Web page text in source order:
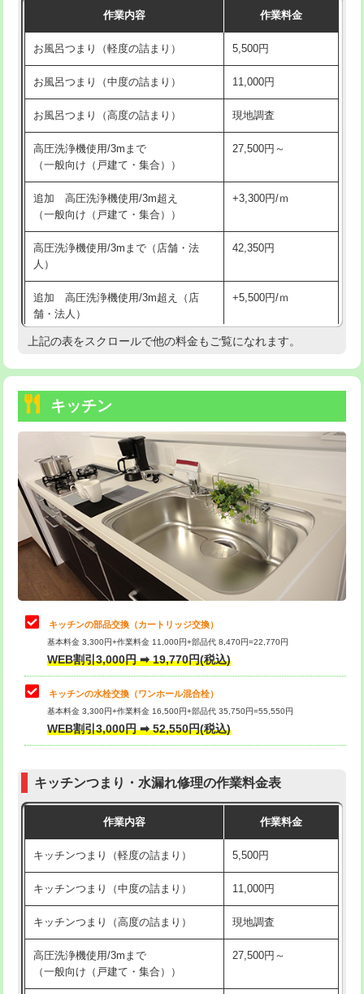
交換・取付（温水洗浄便座） 16,500円+材料費
交換・取付(単水栓（壁付・デッキ
式）)
13,200円+材料費
交換・取付(混合水栓（壁付・デッキ
式・ワンホール）)
16,500円+材料費
交換・取付(排水栓・排水トラップ
（P/S/ポップアップ））
22,000円+材料費
交換・取付（その他部品） 11,000円+材料費
持込商品取付（単水栓） 13,200円
持込商品取付（混合水栓）
持込商品取付（浄水器・分岐水栓） 16,500円
持込商品取付（温水洗浄便座） 22,000円
持込商品取付（普通便座⇔温水洗浄便
22,000円
給水管工事※（ホール加工)
給水管工事※（バンド止め) 3,300円
給水管工事※（支持金具設置) 5,500円
給水管工事※（保温材使用（バンド止
め込み）)
5,500円
給水管工事※（土の掘削・埋め戻し作
11,000円
給水管工事※（塩ビ管（VP・HI）使
用/3ｍまで)
給水管工事※（塩ビ管（VP・HI）使
用（追加）/3ｍ超え)
給水管工事※（ライニング鋼管・銅
管・ポリ管・HT管使用/3ｍまで)
44,000円
管・ポリ管・HT管使用/3ｍ超え)
排水管工事（土の掘削・埋め戻し作
11,000円~
排水管工事（排水管工事/3ｍまで） 55,000円
排水管工事（追加 排水管工事/3ｍ超
+11,000円
マス交換（土の掘削・埋め戻し作業）
マス交換（深さ50㎝未満）
作業内容 作業料金
お風呂つまり（軽度の詰まり） 5,500円
お風呂つまり（中度の詰まり） 11,000円
お風呂つまり（高度の詰まり） 現地調査
高圧洗浄機使用/3mまで
（一般向け（戸建て・集合））
27,500円～
追加 高圧洗浄機使用/3m超え
（一般向け（戸建て・集合））
+3,300円/ｍ
高圧洗浄機使用/3mまで（店舗・法
人）
42,350円
追加 高圧洗浄機使用/3m超え（店
舗・法人）
+5,500円/ｍ
高度高圧洗浄換 現地調査
トーラー機使用/3mまで
追加トーラー機使用/3m超え +3,300円
カメラ調査 33,000円
桝清掃 8,800円
止水・漏水調査・防水処理・清掃・修
理・調整・分解・加工など（軽作業）
11,000円
止水・漏水調査・防水処理・清掃・修
理・調整・分解・加工など（中作業）
22,000円
止水・漏水調査・防水処理・清掃・修
理・調整・分解・加工など（重作業）
33,000円
お風呂タンク脱着
その他部品の脱着
式・ワンホール）)
交換・取付(排水栓・排水トラップ
22,000円+材料費
持込商品取付（単水栓）
上記の表をスクロールで他の料金もご覧になれます。
キッチン
キッチンの部品交換（カートリッジ交換）
基本料金 3,300円+作業料金 11,000円+部品代 8,470円=22,770円
WEB割引3,000円 ➡ 19,770円(税込)
キッチンの水栓交換（ワンホール混合栓）
基本料金 3,300円+作業料金 16,500円+部品代 35,750円=55,550円
WEB割引3,000円 ➡ 52,550円(税込)
キッチンつまり・水漏れ修理の作業料金表
作業内容 作業料金
キッチンつまり（軽度の詰まり） 5,500円
キッチンつまり（中度の詰まり） 11,000円
キッチンつまり（高度の詰まり） 現地調査
高圧洗浄機使用/3mまで
（一般向け（戸建て・集合））
27,500円～